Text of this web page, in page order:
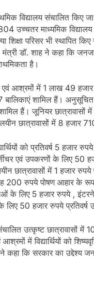
विद्यालय संचालित
उच्चतर माध्यमिक विद्यालय
शिक्षा परिसर भी स्थापित
डॉ. शाह ने कहा कि
है।
एवं आश्रमों में 1 लाख 49 हजार
शामिल हैं। अनुसूचित
हैं। जूनियर छात्रावासों में 9
छात्रावासों में 8 हजार 710
को प्रतिवर्ष 5 हजार
एवं उपकरणों के लिए 50
छात्रावासों में 1 हजार
200 रुपये पोषण आहार के
के लिए 5 हजार रुपये ,
50 हजार रुपये प्रतिवर्ष
उत्कृष्ट छात्रावासों में
में विद्यार्थियों को
कि सरकार का उद्देश्य